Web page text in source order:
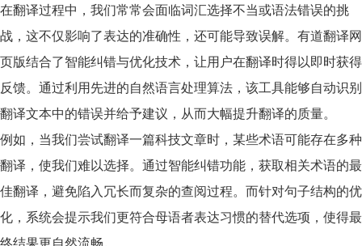
在翻译过程中，我们常常会面临词汇选择不当或语法错误的挑
战，这不仅影响了表达的准确性，还可能导致误解。有道翻译网
页版结合了智能纠错与优化技术，让用户在翻译时得以即时获得
反馈。通过利用先进的自然语言处理算法，该工具能够自动识别
翻译文本中的错误并给予建议，从而大幅提升翻译的质量。
例如，当我们尝试翻译一篇科技文章时，某些术语可能存在多种
翻译，使我们难以选择。通过智能纠错功能，获取相关术语的最
佳翻译，避免陷入冗长而复杂的查阅过程。而针对句子结构的优
化，系统会提示我们更符合母语者表达习惯的替代选项，使得最